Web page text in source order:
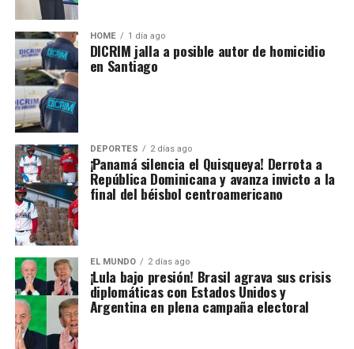
HOME 1 día ago
DICRIM jalla a posible autor de homicidio
en Santiago
DEPORTES 2 días ago
¡Panamá silencia el Quisqueya! Derrota a
República Dominicana y avanza invicto a la
final del béisbol centroamericano
EL MUNDO 2 días ago
¡Lula bajo presión! Brasil agrava sus crisis
diplomáticas con Estados Unidos y
Argentina en plena campaña electoral